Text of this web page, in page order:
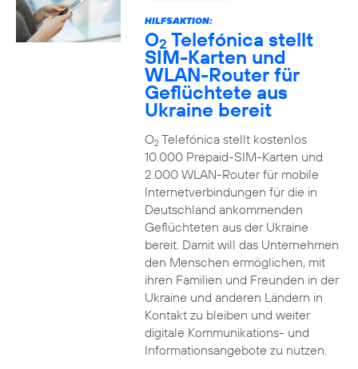
HILFSAKTION:
O2 Telefónica stellt
SIM-Karten und
WLAN-Router für
Geflüchtete aus
Ukraine bereit
O2Telefónica stellt kostenlos
10.000 Prepaid-SIM-Karten und
2.000 WLAN-Router für mobile
Internetverbindungen für die in
Deutschland ankommenden
Geflüchteten aus der Ukraine
bereit. Damit will das Unternehmen
den Menschen ermöglichen, mit
ihren Familien und Freunden in der
Ukraine und anderen Ländern in
Kontakt zu bleiben und weiter
digitale Kommunikations- und
Informationsangebote zu nutzen.